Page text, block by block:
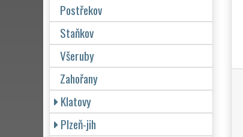
Postřekov
Staňkov
Všeruby
Zahořany
Klatovy
Plzeň-jih